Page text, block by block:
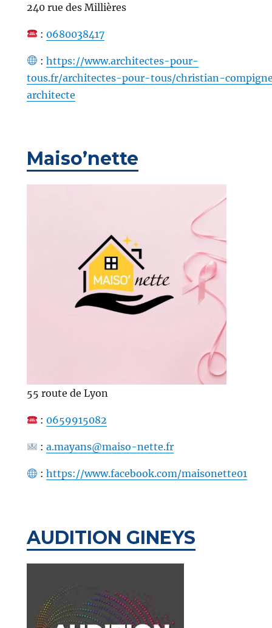
240 rue des Millières
: 0680038417
:https://www.architectes-pour-
tous.fr/architectes-pour-tous/christian-
architecte
Maiso’nette
55 route de Lyon
: 0659915082
:a.mayans@maiso-nette.fr
:https://www.facebook.com/maisonette01
AUDITION GINEYS